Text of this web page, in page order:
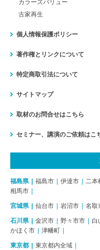
カラーズバリュー
古家再生
個人情報保護ポリシー
著作権とリンクについて
特定商取引法について
サイトマップ
取材のお問合せはこちら
セミナー、講演のご依頼はこ
福島県 福島市 伊達市 二本
相馬市
宮城県 仙台市 岩沼市 名取
石川県 金沢市 野々市市 白
かほく市
津幡町
東京都 東京都内全域